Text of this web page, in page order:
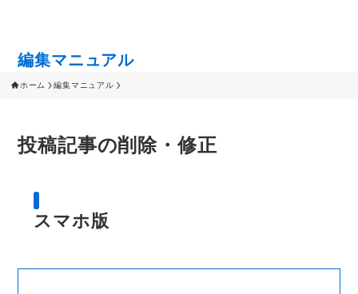
編集マニュアル
ホーム 編集マニュアル
投稿記事の削除・修正
スマホ版